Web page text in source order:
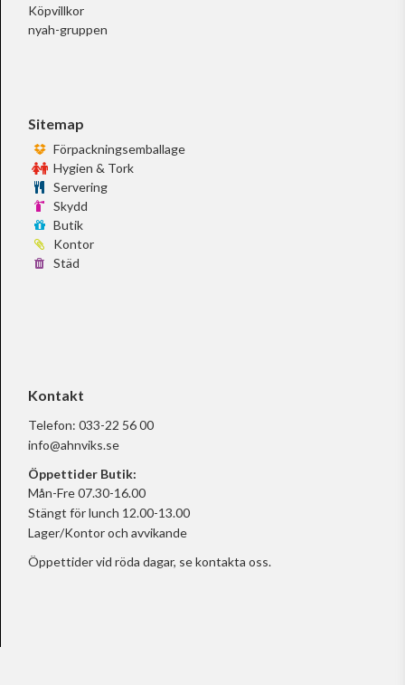
Köpvillkor
nyah-gruppen
Sitemap
Förpackningsemballage
Hygien & Tork
Servering
Skydd
Butik
Kontor
Städ
Kontakt
Telefon: 033-22 56 00
info@ahnviks.se
Öppettider Butik:
Mån-Fre 07.30-16.00
Stängt för lunch 12.00-13.00
Lager/Kontor och avvikande
Öppettider vid röda dagar, sekontakta oss.